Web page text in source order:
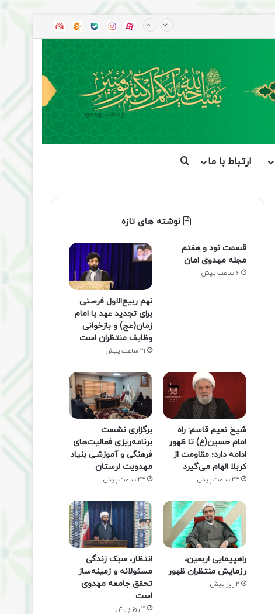
آپاراتاینستاگرام
بله ایتا
ارتباط با ما جستجو برای
نوشته های تازه
قسمت نود و هفتم
مجله مهدوی امان
6 ساعت پیش
نهم ربیع‌الاول فرصتی
برای تجدید عهد با امام
زمان(عج) و بازخوانی
وظایف منتظران است
21 ساعت پیش
شیخ نعیم قاسم: راه
امام حسین(ع) تا ظهور
ادامه دارد؛ مقاومت از
کربلا الهام می‌گیرد
24 ساعت پیش
برگزاری نشست
برنامه‌ریزی فعالیت‌های
فرهنگی و آموزشی بنیاد
مهدویت لرستان
24 ساعت پیش
راهپیمایی اربعین،
رزمایش منتظران ظهور
2 روز پیش
انتظار، سبک زندگی
مسئولانه و زمینه‌ساز
تحقق جامعه مهدوی
است
3 روز پیش